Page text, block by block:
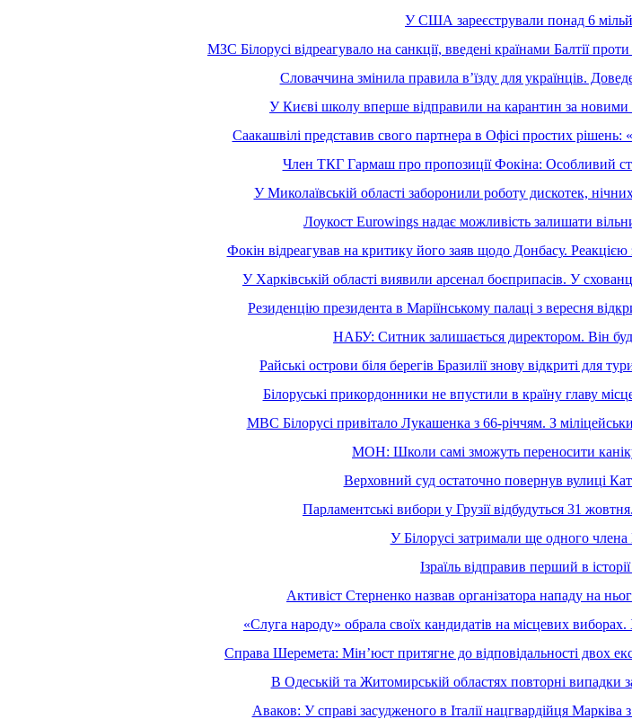
У США зареєстрували понад 6
МЗС Білорусі відреагувало на санкції, введені країнами Балтії
Словаччина змінила правила вʼїзду для українців.
У Києві школу вперше відправили на карантин за
Саакашвілі представив свого партнера в Офісі простих
Член ТКГ Гармаш про пропозиції Фокіна: Особливий
У Миколаївській області заборонили роботу дискотек,
Лоукост Eurowings надає можливість залишати
Фокін відреагував на критику його заяв щодо Донбасу.
У Харківській області виявили арсенал боєприпасів. У
Резиденцію президента в Маріїнському палаці з вересня
НАБУ: Ситник залишається директором. Він
Райські острови біля берегів Бразилії знову відкриті для
Білоруські прикордонники не впустили в країну главу
МВС Білорусі привітало Лукашенка з 66-річчям. З
МОН: Школи самі зможуть переносити
Верховний суд остаточно повернув вулиці
Парламентські вибори у Грузії відбудуться 31
У Білорусі затримали ще одного члена
Ізраїль відправив перший в
Активіст Стерненко назвав організатора нападу на
«Слуга народу» обрала своїх кандидатів на місцевих
Справа Шеремета: Мін’юст притягне до відповідальності двох
В Одеській та Житомирській областях повторні випадки
Аваков: У справі засудженого в Італії нацгвардійця